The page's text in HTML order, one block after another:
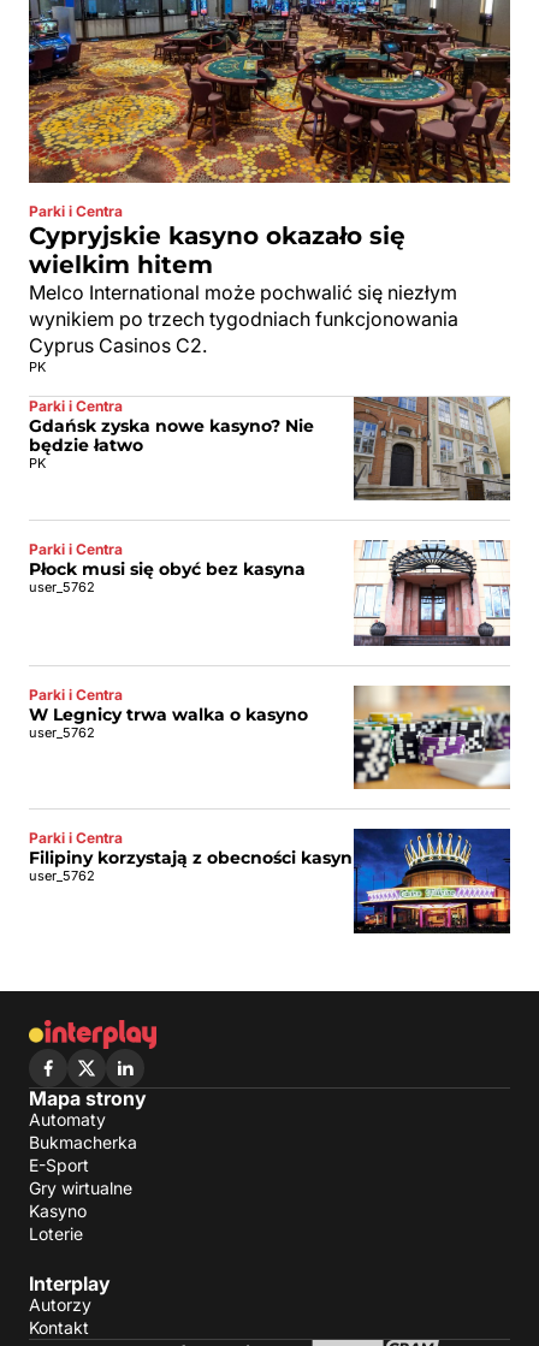
Parki i Centra
Cypryjskie kasyno okazało się
wielkim hitem
Melco International może pochwalić się niezłym
wynikiem po trzech tygodniach funkcjonowania
Cyprus Casinos C2.
PK
Parki i Centra
Gdańsk zyska nowe kasyno? Nie
będzie łatwo
PK
Parki i Centra
Płock musi się obyć bez kasyna
user_5762
Parki i Centra
W Legnicy trwa walka o kasyno
user_5762
Parki i Centra
Filipiny korzystają z obecności kasyn
user_5762
Mapa strony
Automaty
Bukmacherka
E-Sport
Gry wirtualne
Kasyno
Loterie
Interplay
Autorzy
Kontakt